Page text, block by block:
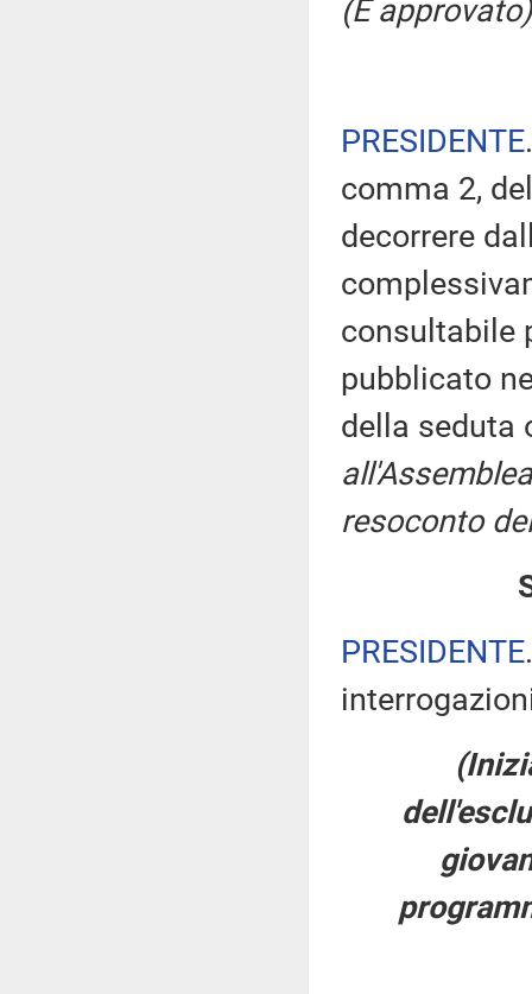
(È approvato)
PRESIDENTE
comma 2,
decorrere
consultabile
pubblicato
della seduta
resoconto
PRESIDENTE